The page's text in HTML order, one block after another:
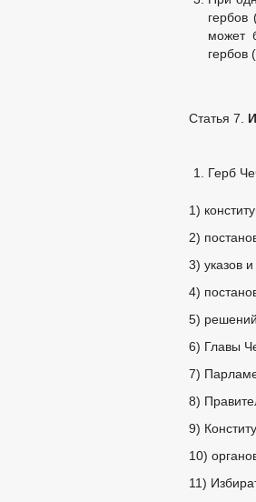
гербов
может
гербов
Статья 7.
Герб
1)
2)
3) указов
4)
5)
6) Главы
7)
8)
9)
10)
11)